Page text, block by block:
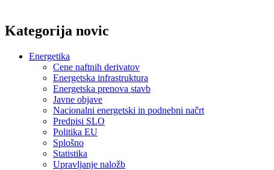
Kategorija novic
Energetika
Cene naftnih derivatov
Energetska infrastruktura
Energetska prenova stavb
Javne objave
Nacionalni energetski in podnebni načrt
Predpisi SLO
Politika EU
Splošno
Statistika
Upravljanje naložb